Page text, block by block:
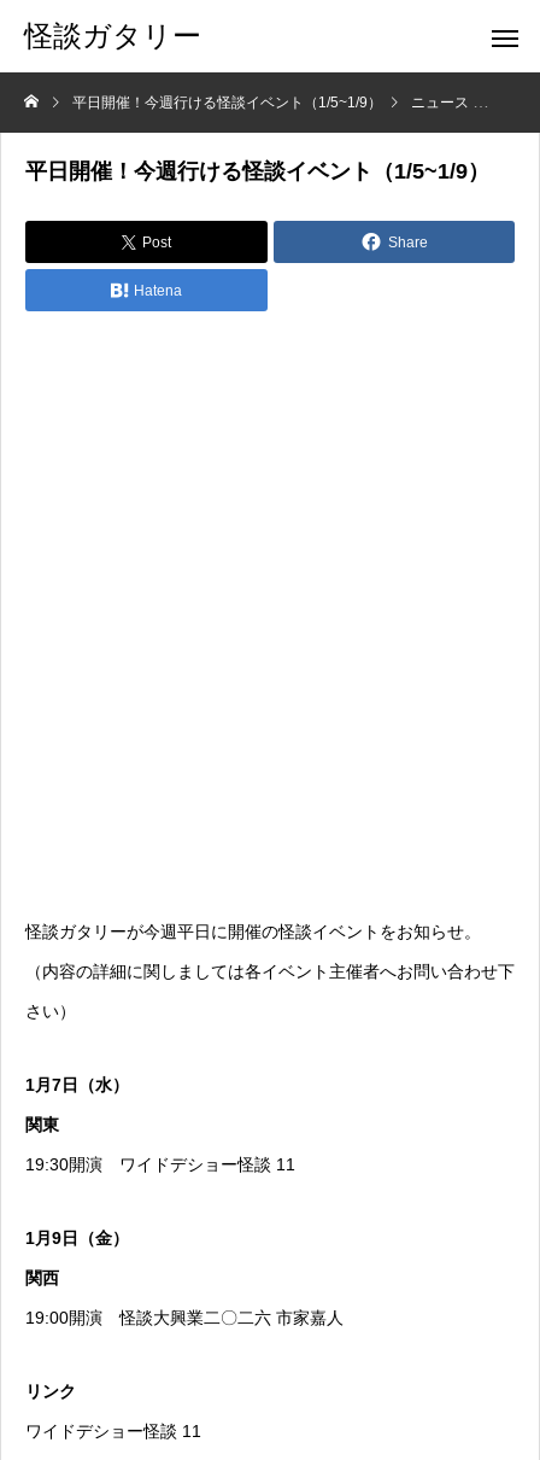
怪談ガタリー
平日開催！今週行ける怪談イベント（1/5~1/9） ニュース
平日開催！今週行ける怪談イベント（1/5~1/9）
Post Share
Hatena
怪談ガタリーが今週平日に開催の怪談イベントをお知らせ。
（内容の詳細に関しましては各イベント主催者へお問い合わせ下
さい）
1月7日（水）
関東
19:30開演 ワイドデショー怪談 11
1月9日（金）
関西
19:00開演怪談大興業二〇二六 市家嘉人
リンク
ワイドデショー怪談 11